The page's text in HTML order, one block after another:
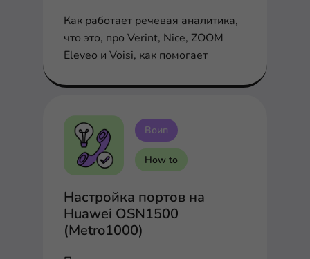
Как работает речевая аналитика,
что это, про Verint, Nice, ZOOM
Eleveo и Voisi, как помогает
Воип
How to
Настройка портов на
Huawei OSN1500
(Metro1000)